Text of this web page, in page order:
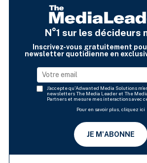
N°1 sur les décideurs
Inscrivez-vous gratuitement
newsletter quotidienne en
J'accepte qu'Adwanted Media Solutions
newsletters The Media Leader et The
Partners et mesure mes interactions avec
Pour en savoir plus, cliquez ici
JE M'ABONNE